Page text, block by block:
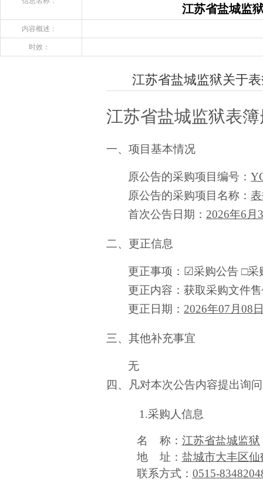
江苏省盐城监
内容概述：
时效：
江苏省盐城监狱关于
江苏省盐城监狱表
一、项目基本情况
原公告的采购项目编号：
原公告的采购项目名称：
首次公告日期： 2026年6月
二、更正信息
更正事项： ☑采购公告 □采
更正内容：获取采购文件
更正日期： 2026年07月08
三、其他补充事宜
无
四、凡对本次公告内容提出询
1.采购人信息
名 称： 江苏省盐城监狱
地
址： 盐城市大丰区
联系方式： 0515-